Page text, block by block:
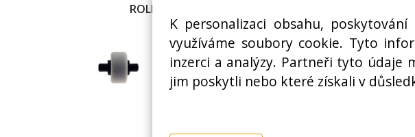
K personalizaci obsahu,
využíváme soubory cookie. Tyto
inzerci a analýzy. Partneři tyto údaje
jim poskytli nebo které získali v
ROLER, KOLEČKO KÁVOVARU SAECO - 996530000126